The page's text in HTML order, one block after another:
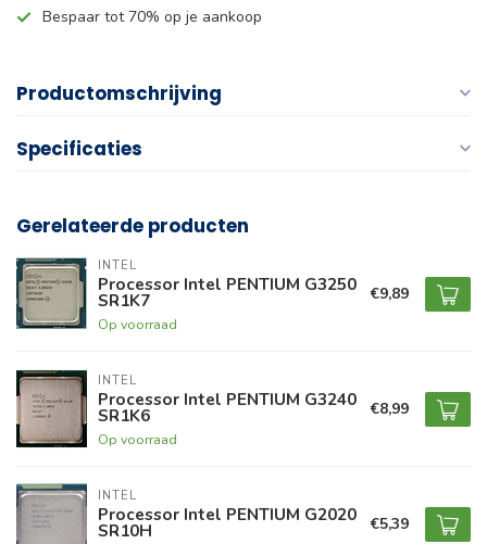
Bespaar tot 70% op je aankoop
Productomschrijving
Specificaties
Gerelateerde producten
INTEL
Processor Intel PENTIUM G3250
SR1K7
Op voorraad
€9,89
INTEL
Processor Intel PENTIUM G3240
SR1K6
Op voorraad
€8,99
INTEL
Processor Intel PENTIUM G2020
SR10H €5,39